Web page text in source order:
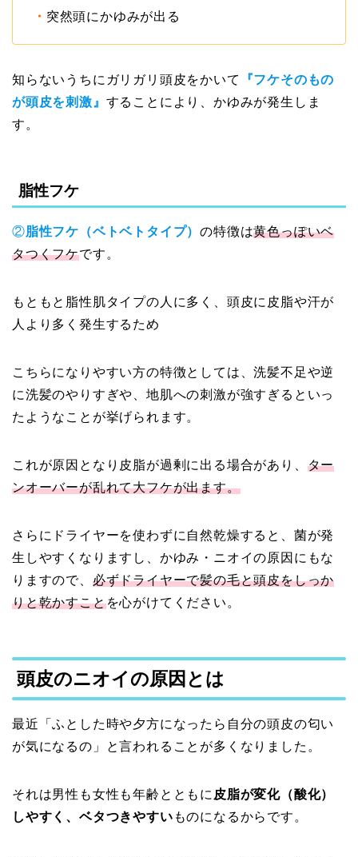
・ 突然頭にかゆみが出る
知らないうちにガリガリ頭皮をかいて
『フケそのもの
が頭皮を刺激』 することにより、かゆみが発生しま
す。
脂性フケ
②脂性フケ（ベトベトタイプ）の特徴は黄色っぽいベ
タつくフケです。
もともと脂性肌タイプの人に多く、頭皮に皮脂や汗が
人より多く発生するため
こちらになりやすい方の特徴としては、洗髪不足や逆
に洗髪のやりすぎや、地肌への刺激が強すぎるといっ
たようなことが挙げられます。
これが原因となり皮脂が過剰に出る場合があり、 ター
ンオーバーが乱れて大フケが出ます。
さらにドライヤーを使わずに自然乾燥すると、菌が発
生しやすくなりますし、かゆみ・ニオイの原因にもな
りますので、 必ずドライヤーで髪の毛と頭皮をしっか
りと乾かすことを心がけてください。
頭皮のニオイの原因とは
最近「ふとした時や夕方になったら自分の頭皮の匂い
が気になるの」と言われることが多くなりました。
それは男性も女性も年齢とともに 皮脂が変化（酸化）
しやすく、ベタつきやすい ものになるからです。